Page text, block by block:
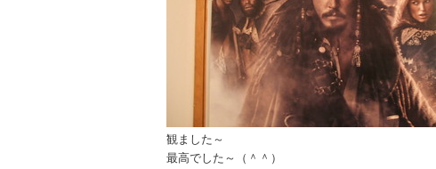
観ました～
最高でした～（＾＾）